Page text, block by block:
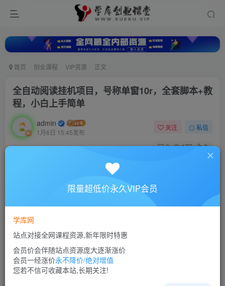
首页 创业课程 VIP资源 正文
全自动阅读挂机项目，号称单窗10r，全套脚本+教
程，小白上手简单
admin
1月6日 15:45发布
关注 私信
0 177 0
全自动阅读挂机项目，号称单窗10r，全套脚本+教程，
限量超低价永久VIP会员
学库网
站点对接全网课程资源,新年限时特惠
会员价会伴随站点资源庞大逐渐涨价
会员一经涨价永不降价/绝对增值
您若不信可收藏本站,长期关注!